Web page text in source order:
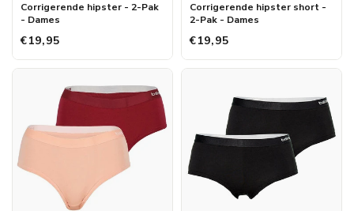
Corrigerende hipster - 2-Pak
- Dames
€19,95
Corrigerende hipster short -
2-Pak - Dames
€19,95